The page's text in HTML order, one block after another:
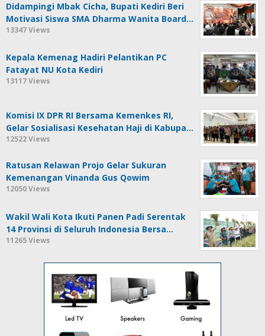
Didampingi Mbak Cicha, Bupati Kediri Beri
Motivasi Siswa SMA Dharma Wanita Board…
13347 Views
Kepala Kemenag Hadiri Pelantikan PC
Fatayat NU Kota Kediri
13117 Views
Komisi IX DPR RI Bersama Kemenkes RI,
Gelar Sosialisasi Kesehatan Haji di Kabupa…
12522 Views
Ratusan Relawan Projo Gelar Sukuran
Kemenangan Vinanda Gus Qowim
12050 Views
Wakil Wali Kota Ikuti Panen Padi Serentak
14 Provinsi di Seluruh Indonesia Bersa…
11265 Views